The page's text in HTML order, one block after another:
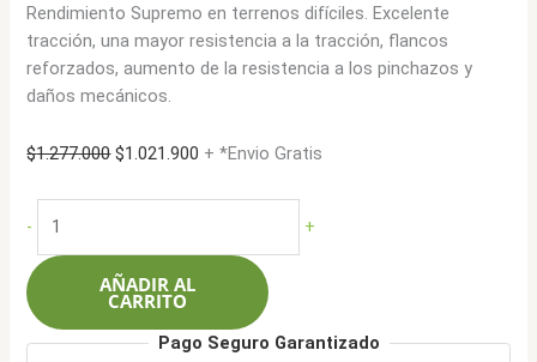
Rendimiento Supremo en terrenos difíciles. Excelente
tracción, una mayor resistencia a la tracción, flancos
reforzados, aumento de la resistencia a los pinchazos y
daños mecánicos.
$1.277.000El
$1.021.900 El
$1.021.900.
+ *Envio Gratis
-
LT255/70R16
108Q
Scorpion
MTR
+
AÑADIR AL
CARRITO
Pago Seguro Garantizado